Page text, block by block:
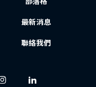
最新消息
聯絡我們